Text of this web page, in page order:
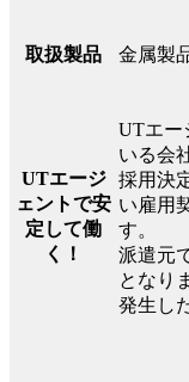
取扱製品 金属製
UTエージ
ェントで安
定して働
く！
UTエー
いる会
採用決
い雇用
す。
派遣元
となり
発生し